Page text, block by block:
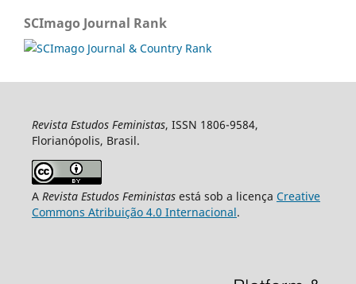
SCImago Journal Rank
Revista Estudos Feministas, ISSN 1806-9584,
Florianópolis, Brasil.
A Revista Estudos Feministasestá sob a licença Creative
Commons Atribuição 4.0 Internacional.